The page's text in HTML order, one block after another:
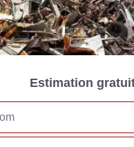
Estimation